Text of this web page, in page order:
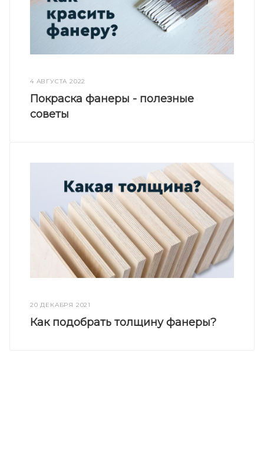
4 АВГУСТА 2022
Покраска фанеры - полезные
советы
20 ДЕКАБРЯ 2021
Как подобрать толщину фанеры?